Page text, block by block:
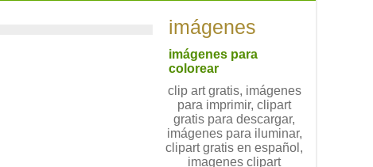
imágenes
imágenes para
colorear
clip art gratis, imágenes
para imprimir, clipart
gratis para descargar,
imágenes para iluminar,
clipart gratis en español,
imagenes clipart